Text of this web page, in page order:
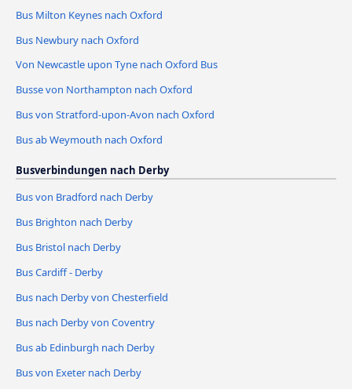
Bus Milton Keynes nach Oxford
Bus Newbury nach Oxford
Von Newcastle upon Tyne nach Oxford Bus
Busse von Northampton nach Oxford
Bus von Stratford-upon-Avon nach Oxford
Bus ab Weymouth nach Oxford
Busverbindungen nach Derby
Bus von Bradford nach Derby
Bus Brighton nach Derby
Bus Bristol nach Derby
Bus Cardiff - Derby
Bus nach Derby von Chesterfield
Bus nach Derby von Coventry
Bus ab Edinburgh nach Derby
Bus von Exeter nach Derby